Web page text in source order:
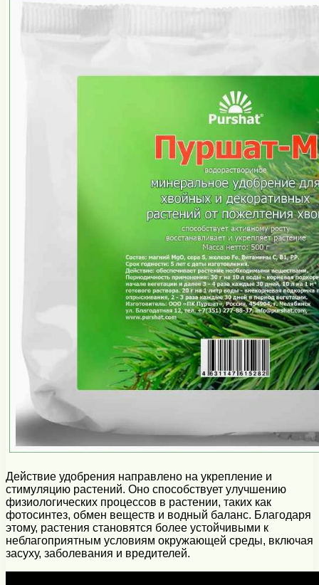
Действие удобрения направлено на укрепление и
стимуляцию растений. Оно способствует улучшению
физиологических процессов в растении, таких как
фотосинтез, обмен веществ и водный баланс. Благодаря
этому, растения становятся более устойчивыми к
неблагоприятным условиям окружающей среды, включая
засуху, заболевания и вредителей.